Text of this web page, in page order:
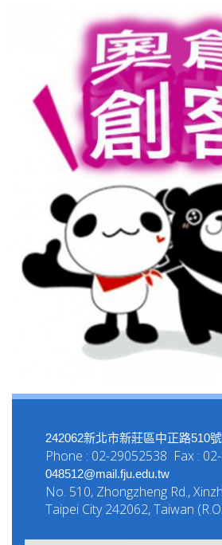
242062新北市新莊區中正路510
Phone : 02-29052538 Fax :
048512@mail.fju.edu.tw
No. 510, Zhongzheng Rd.,
Taipei City 242062, Taiwan